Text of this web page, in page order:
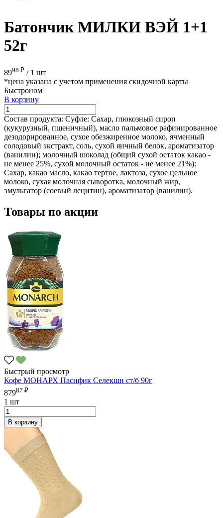
Батончик МИЛКИ ВЭЙ 1+1
52г
8998 ₽ / 1 шт
*цена указана с учетом применения скидочной карты
Быстроном
В корзину
Состав продукта: Суфле: Сахар, глюкозный сироп
(кукурузный, пшеничный), масло пальмовое рафинированное
дезодорированное, сухое обезжиренное молоко, ячменный
солодовый экстракт, соль, сухой яичный белок, ароматизатор
(ванилин); молочный шоколад (общий сухой остаток какао -
не менее 25%, сухой молочный остаток - не менее 21%):
Сахар, какао масло, какао тертое, лактоза, сухое цельное
молоко, сухая молочная сыворотка, молочный жир,
эмульгатор (соевый лецитин), ароматизатор (ванилин).
Товары по акции
Быстрый просмотр
Кофе МОНАРХ Пасифик Селекшн ст/б 90г
87987 ₽
1 шт
В корзину